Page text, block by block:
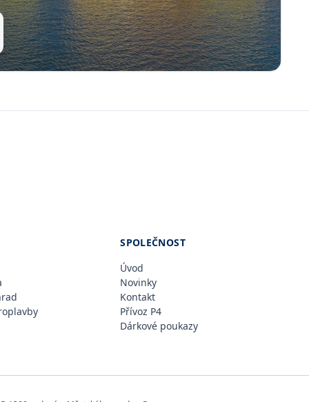
SPOLEČNOST
Úvod
Novinky
Kontakt
Přívoz P4
Dárkové poukazy